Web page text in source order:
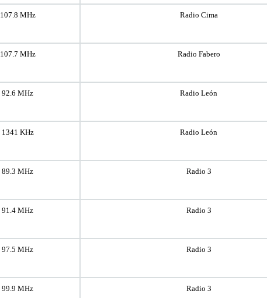
107.8 MHz Radio Cima
107.7 MHz Radio Fabero
92.6 MHz Radio León
1341 KHz Radio León
89.3 MHz Radio 3
91.4 MHz Radio 3
97.5 MHz Radio 3
99.9 MHz Radio 3